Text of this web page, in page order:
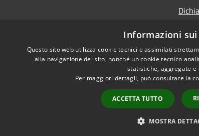
Informazioni
Questo sito web utilizza cookie tecnici e assimilati
alla navigazione del sito, nonché un cookie tecnico
statistiche, aggregate e
Per maggiori dettagli, può consultare la
ACCETTA TUTTO
MOSTRA